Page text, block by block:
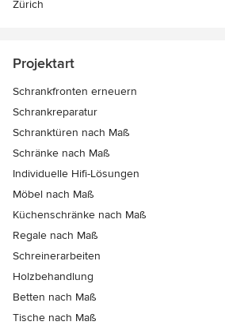
Zürich
Projektart
Schrankfronten erneuern
Schrankreparatur
Schranktüren nach Maß
Schränke nach Maß
Individuelle Hifi-Lösungen
Möbel nach Maß
Küchenschränke nach Maß
Regale nach Maß
Schreinerarbeiten
Holzbehandlung
Betten nach Maß
Tische nach Maß